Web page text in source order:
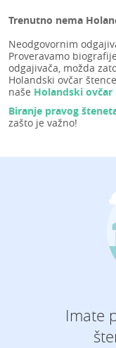
Trenutno nema
Neodgovornim
Proveravamo
odgajivača, možda
Holandski ovčar
naše Holandski ovčar
Biranje pravog
zašto je važno!
Imate